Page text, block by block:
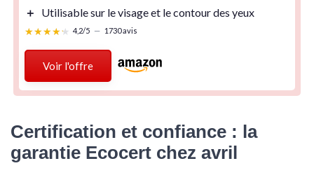
＋
Utilisable sur le visage et lecontour des yeux
★★★★★
★★★★★ 4,2/5 — 1730 avis
Voir l'offre
Certification et confiance : la
garantie Ecocert chez avril